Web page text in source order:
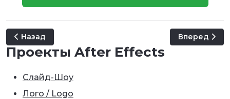
Предыдущий: Funny Squad Bundle
Назад Следующий:
Вперед
Проекты After Effects
Слайд-Шоу
Лого / Logo